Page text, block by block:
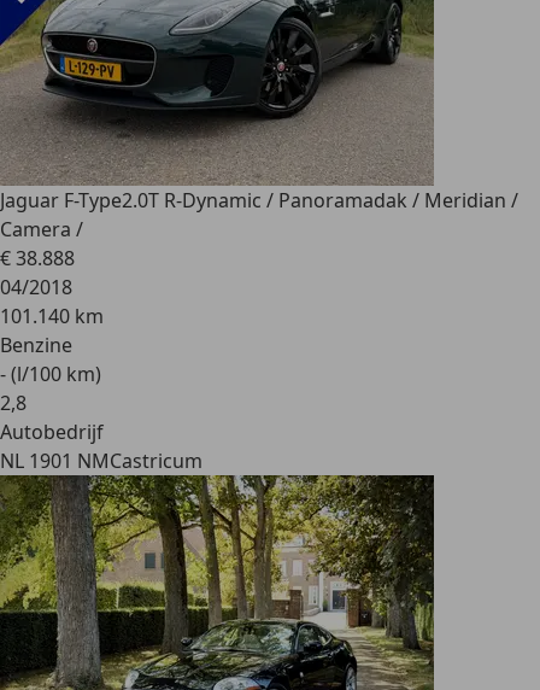
Jaguar F-Type2.0T R-Dynamic / Panoramadak / Meridian /
Camera /
€ 38.888
04/2018
101.140 km
Benzine
- (l/100 km)
2,8
Autobedrijf
NL 1901 NMCastricum